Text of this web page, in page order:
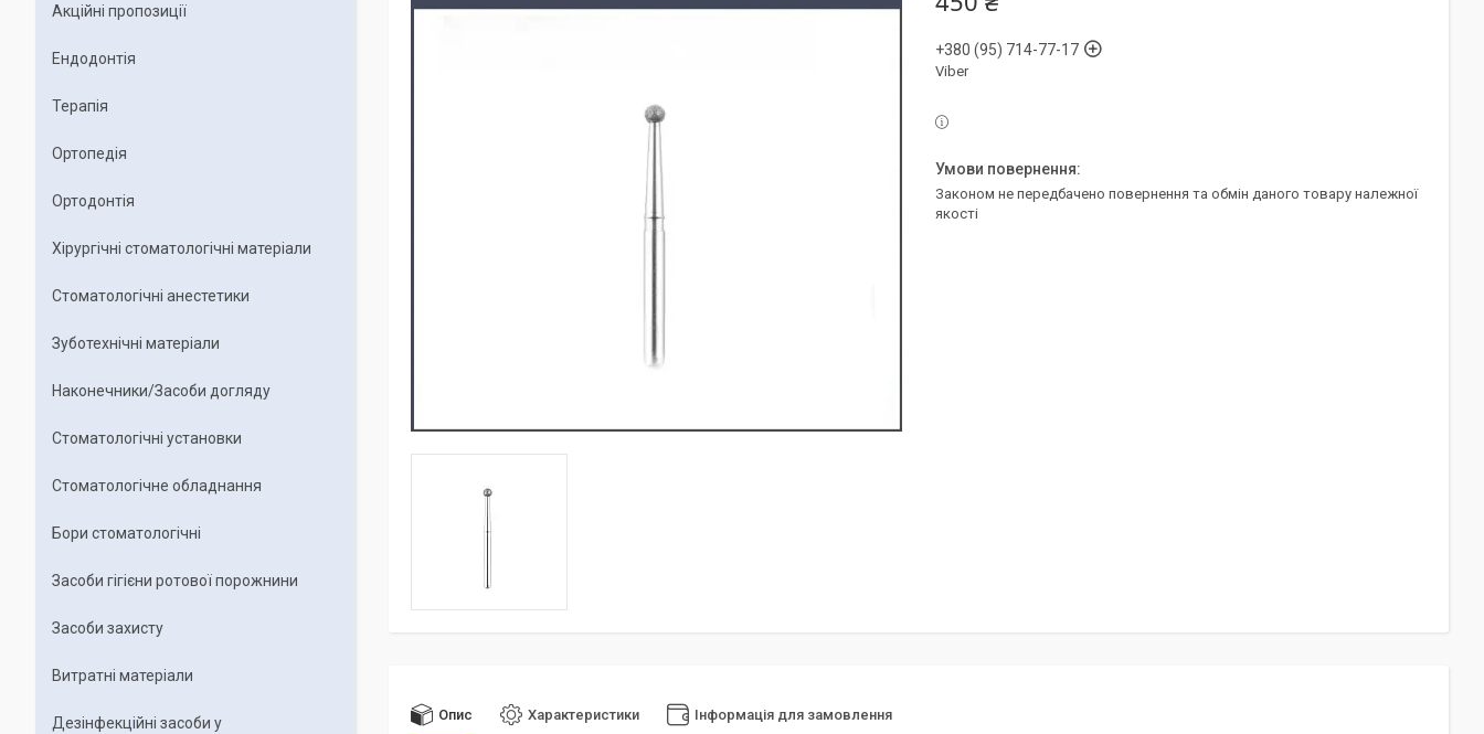
+380 (95) 714-77-17
Viber
Законом не передбачено повернення та обмін даного товару належної
якості
Опис Характеристики Інформація для замовлення
Акційні пропозиції
Ендодонтія
Терапія
Ортопедія
Ортодонтія
Хірургічні стоматологічні матеріали
Стоматологічні анестетики
Зуботехнічні матеріали
Наконечники/Засоби догляду
Стоматологічні установки
Стоматологічне обладнання
Бори стоматологічні
Засоби гігієни ротової порожнини
Засоби захисту
Витратні матеріали
Дезінфекційні засоби у